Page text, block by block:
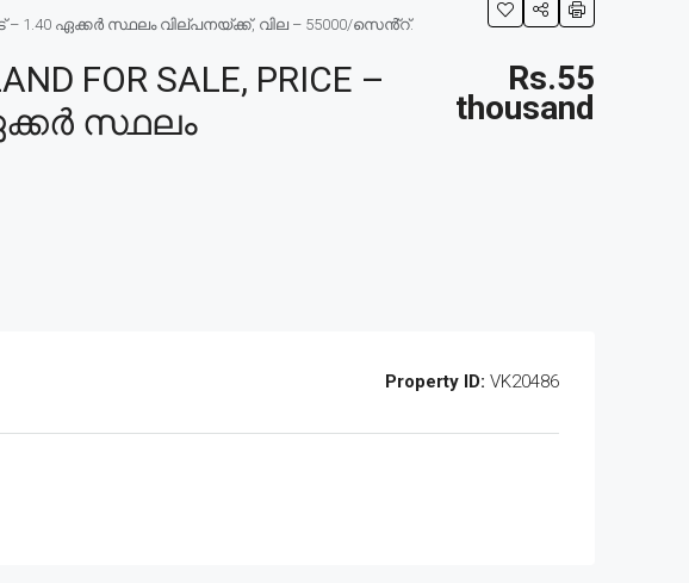
– 1.40 ഏക്കർ സ്ഥലം വില്പനയ്ക്ക്, വില – 55000/സെൻ്റ്.
FOR SALE, PRICE –
സ്ഥലം
Rs.55
thousand
Property ID: VK20486